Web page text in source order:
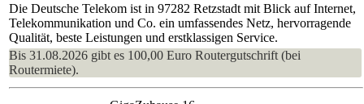
Die Deutsche Telekom ist in 97282 Retzstadt mit Blick auf Internet,
Telekommunikation und Co. ein umfassendes Netz, hervorragende
Qualität, beste Leistungen und erstklassigen Service.
Bis 31.08.2026 gibt es 100,00 Euro Routergutschrift (bei
Routermiete).